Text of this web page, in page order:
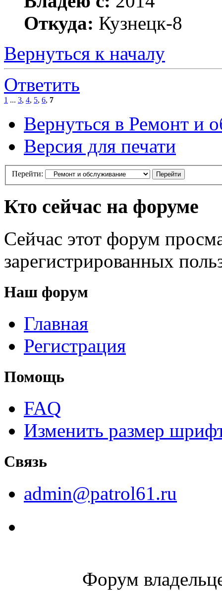
Откуда: Кузнецк-8
Вернуться к началу
Ответить
1 ... 3, 4, 5, 6, 7
Вернуться в Ремонт и
Версия для печати
Перейти:
Кто сейчас на форуме
Сейчас этот форум
зарегистрированных
Наш форум
Главная
Регистрация
Помощь
FAQ
Изменить размер
Связь
admin@patrol61.ru
Форум